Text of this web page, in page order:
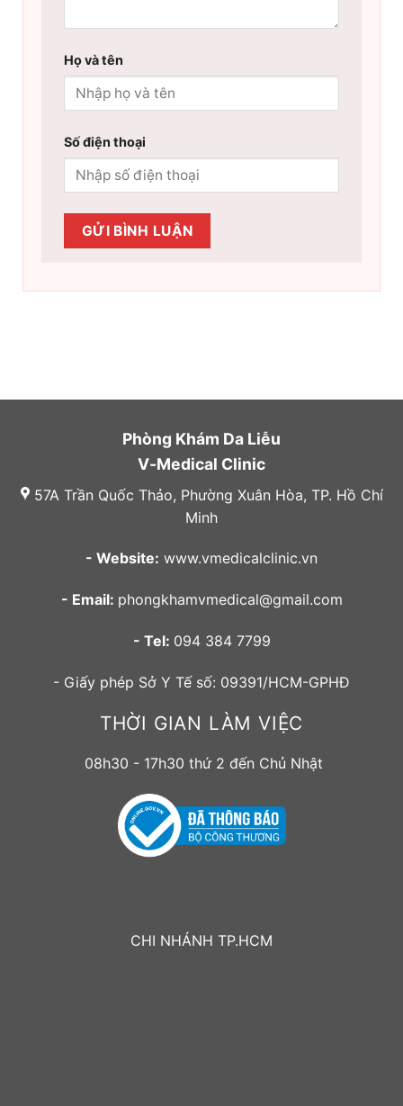
Họ và tên
Số điện thoại
Phòng Khám Da Liễu
V-Medical Clinic
57A Trần Quốc Thảo, Phường Xuân Hòa, TP. Hồ Chí
Minh
- Website: www.vmedicalclinic.vn
- Email: phongkhamvmedical@gmail.com
- Tel: 094 384 7799
- Giấy phép Sở Y Tế số: 09391/HCM-GPHĐ
THỜI GIAN LÀM VIỆC
08h30 - 17h30 thứ 2 đến Chủ Nhật
CHI NHÁNH TP.HCM